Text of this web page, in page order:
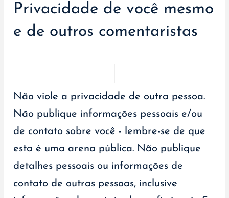
Privacidade de você mesmo
e de outros comentaristas
Não viole a privacidade de outra pessoa.
Não publique informações pessoais e/ou
de contato sobre você - lembre-se de que
esta é uma arena pública. Não publique
detalhes pessoais ou informações de
contato de outras pessoas, inclusive